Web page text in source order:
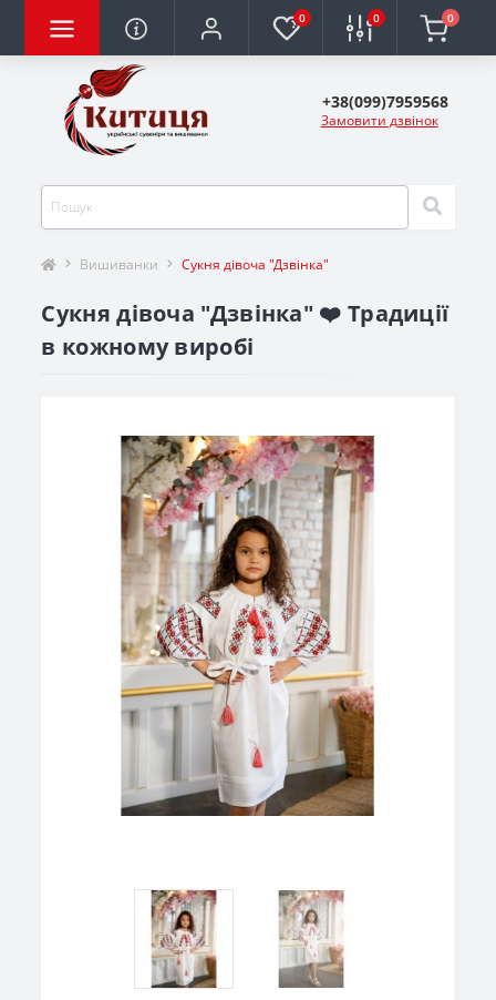
0 0 0
+38(099)7959568
Замовити дзвінок
Вишиванки Сукня дівоча "Дзвінка"
Сукня дівоча "Дзвінка" ❤️ Традиції
в кожному виробі